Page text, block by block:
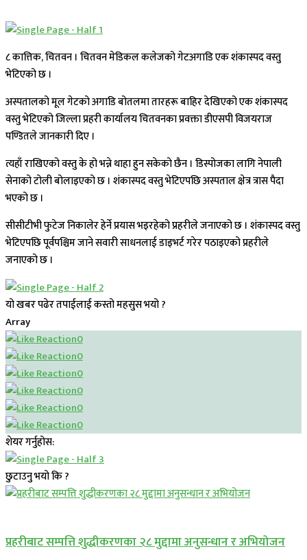
८ कात्तिक, चितवन । चितवन मेडिकल कलेजको गेटअगाडि एक शंकास्पद वस्तु
भेटिएको छ ।
अस्पतालको मूल गेटको अगाडि बोतलमा तारहरू बाहिर देखिएको एक शंकास्पद
वस्तु भेटिएको जिल्ला प्रहरी कार्यालय चितवनका प्रवक्ता डीएसपी विजयराज
पण्डितले जानकारी दिए ।
त्यहाँ राखिएको वस्तु के हो भन्ने थाहा हुन सकेको छैन । डिस्पोजका लागि नेपाली
सेनाको टोली बोलाइएको छ । शंकास्पद वस्तु भेटिएपछि अस्पताल क्षेत्र त्रास पैदा
भएको छ ।
सीसीटीभी फुटेज निकालेर हेर्ने प्रयास भइरहेको प्रहरीले जनाएको छ । शंकास्पद वस्तु
भेटिएपछि पूर्वपश्चिम जाने सवारी साधनलाई डाइभर्ट गरेर पठाइएको प्रहरीले
जनाएको छ ।
यो खबर पढेर तपाईलाई कस्तो महसुस भयो ?
Array
0
0
0
0
0
0
शेयर गर्नुहोस:
छुटाउनु भयो कि ?
प्रहरीबाट सम्पत्ति शुद्धीकरणका २८ मुद्दामा अनुसन्धान र अभियोजन